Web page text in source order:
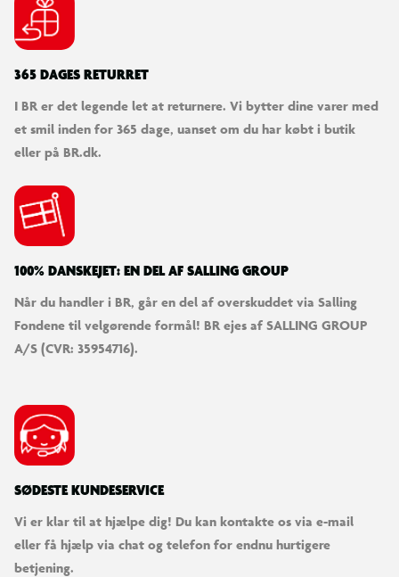
Væk ræven til live
Designet til dynamisk leg og udstilling
Med bevægelige ben, en drejelig hals, et hoved, der kan flyttes, og
hovedet på skrå, sovende og liggende.
365 DAGES RETURRET
I BR er det legende let at returnere. Vi bytter dine varer med
et smil inden for 365 dage, uanset om du har købt i butik
eller på BR.dk.
100% DANSKEJET: EN DEL AF SALLING GROUP
Når du handler i BR, går en del af overskuddet via Salling
Fondene til velgørende formål! BR ejes af SALLING GROUP
A/S (CVR: 35954716).
SØDESTE KUNDESERVICE
Vi er klar til at hjælpe dig! Du kan kontakte os via e-mail
eller få hjælp via chat og telefon for endnu hurtigere
betjening.